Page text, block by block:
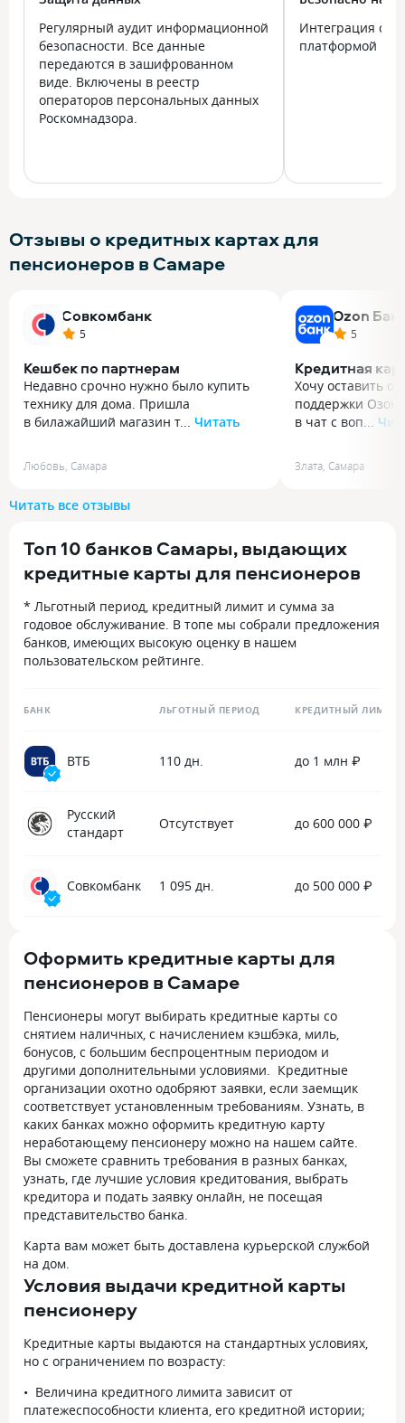
Регулярный аудит информационной
безопасности. Все данные
передаются в зашифрованном
виде. Включены в реестр
операторов персональных данных
Роскомнадзора.
Интеграция с
платформой
Отзывы о кредитных картах для
пенсионеров в Самаре
Совкомбанк
5
Кешбек по партнерам
Недавно срочно нужно было купить
технику для дома. Пришла
в билажайший магазин т... Читать
технику для дома. Пришла
в билажайший магазин техники
но не было негде. Выручила Халва,
оказался магазин техники, что очень
приятно, так как нужно было срочно
и плюс всякие расходники сразу
приобрести. Приятно, что можно
рассчитывать не только на категории
кешбека как в основном принято,
но и просто на постоянные магазины-
Любовь Самара
Ozon
5
Кредитная
Хочу оставить
поддержки Озон
в чат с воп...
поддержки Озон
в чат с
другого банка.
ответила
важно. Сразу
с условиями,
прописано. Всё
Злата Самара
Читать все отзывы
Топ 10 банков Самары, выдающих
кредитные карты для пенсионеров
* Льготный период, кредитный лимит и сумма за
годовое обслуживание. В топе мы собрали предложения
банков, имеющих высокую оценку в нашем
пользовательском рейтинге.
БАНК ЛЬГОТНЫЙ ПЕРИОД КРЕДИТНЫЙ ЛИМИТ
ВТБ 110 дн. до 1 млн ₽
Русский
стандарт
Отсутствует до 600 000 ₽
Совкомбанк 1 095 дн. до 500 000 ₽
Оформить кредитные карты для
пенсионеров в Самаре
Пенсионеры могут выбирать кредитные карты со
снятием наличных, с начислением кэшбэка, миль,
бонусов, с большим беспроцентным периодом и
другими дополнительными условиями. Кредитные
организации охотно одобряют заявки, если заемщик
соответствует установленным требованиям. Узнать, в
каких банках можно оформить кредитную карту
неработающему пенсионеру можно на нашем сайте.
Вы сможете сравнить требования в разных банках,
узнать, где лучшие условия кредитования, выбрать
кредитора и подать заявку онлайн, не посещая
представительство банка.
Карта вам может быть доставлена курьерской службой
на дом.
Условия выдачи кредитной карты
пенсионеру
Кредитные карты выдаются на стандартных условиях,
но с ограничением по возрасту:
Величина кредитного лимита зависит от
платежеспособности клиента, его кредитной истории;